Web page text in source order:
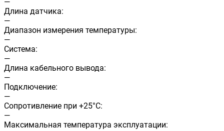
—
Длина датчика:
—
Диапазон измерения температуры:
—
Система:
—
Длина кабельного вывода:
—
Подключение:
—
Сопротивление при +25°С:
—
Максимальная температура эксплуатации: